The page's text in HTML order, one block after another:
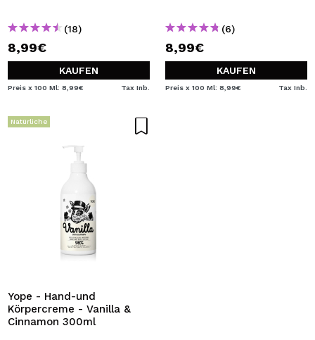
(18)
8,99€
KAUFEN
Preis x 100 Ml: 8,99€ Tax Inb.
(6)
8,99€
KAUFEN
Preis x 100 Ml: 8,99€ Tax Inb.
Natürliche
Yope - Hand-und
Körpercreme - Vanilla &
Cinnamon 300ml